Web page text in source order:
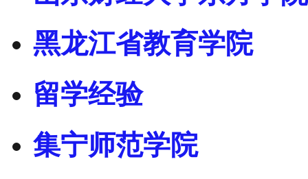
黑龙江省教育学院
留学经验
集宁师范学院